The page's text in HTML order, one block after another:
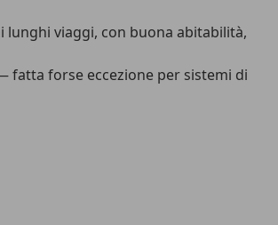
viaggi, con buona abitabilità,
fatta forse eccezione per sistemi di